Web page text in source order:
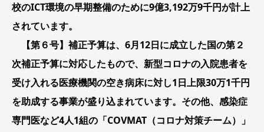
校のICT環境の早期整備のために9億3,192万9千円が計上
されています。
【第６号】補正予算は、6月12日に成立した国の第２
次補正予算に対応したもので、新型コロナの入院患者を
受け入れる医療機関の空き病床に対し1日上限30万1千円
を助成する事業が盛り込まれています。その他、感染症
専門医など4人1組の「COVMAT（コロナ対策チーム）」